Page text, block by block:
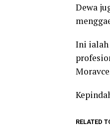
Dewa
Ini ialah
RELATED